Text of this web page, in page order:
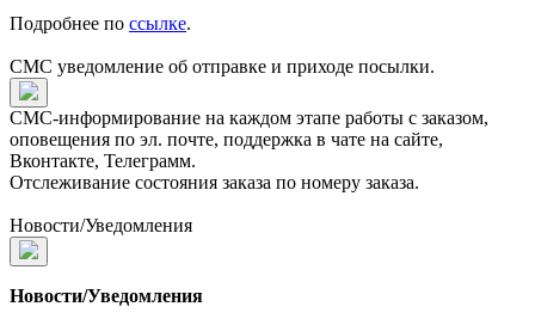
Подробнее по ссылке.
СМС уведомление об отправке и приходе посылки.
СМС-информирование на каждом этапе работы с заказом,
оповещения по эл. почте, поддержка в чате на сайте,
Вконтакте, Телеграмм.
Отслеживание состояния заказа по номеру заказа.
Новости/Уведомления
Новости/Уведомления